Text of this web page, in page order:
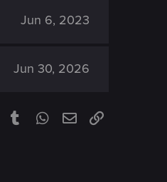
Jun 6, 2023
Jun 30, 2026
PinterestTumblrWhatsApp
EmailLink